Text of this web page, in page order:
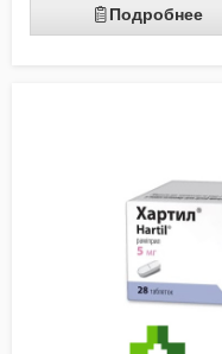
Подробнее